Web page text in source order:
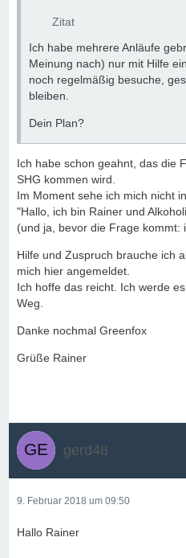
Zitat
Ich habe mehrere Anläufe
Meinung nach) nur mit Hilfe
noch regelmäßig besuche,
bleiben.
Dein Plan?
Ich habe schon geahnt, das die
SHG kommen wird.
Im Moment sehe ich mich nicht
"Hallo, ich bin Rainer und
(und ja, bevor die Frage kommt:
Hilfe und Zuspruch brauche ich
mich hier angemeldet.
Ich hoffe das reicht. Ich werde
Weg.
Danke nochmal Greenfox
Grüße Rainer
gerd48
9. Februar 2018 um 09:50
Hallo Rainer